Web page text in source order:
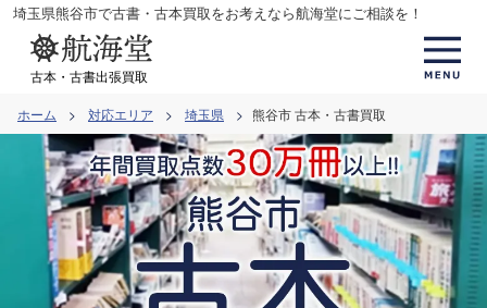
コ
ツ
埼玉県熊谷市で古書・古本買取をお考えなら航海堂にご相談を！
古本・古書出張買取
ホーム 対応エリア 埼玉県 熊谷市 古本・古書買取